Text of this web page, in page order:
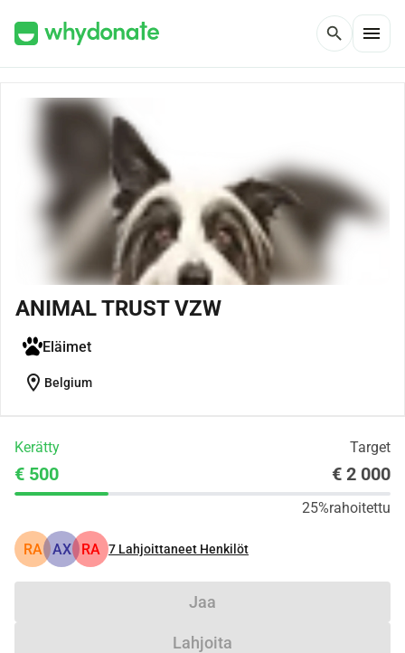
search menu
ANIMAL TRUST VZW
Eläimet
location_on Belgium
Kerätty Target
€ 500 € 2 000
25%rahoitettu
RA AX RA 7 Lahjoittaneet Henkilöt
Jaa
Lahjoita